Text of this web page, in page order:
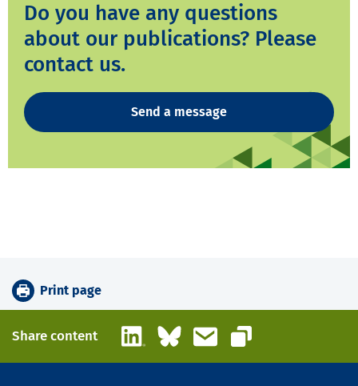
Do you have any questions
about our publications? Please
contact us.
Send a message
Print page
Share content LinkedInBlueskyEmail
Copy link